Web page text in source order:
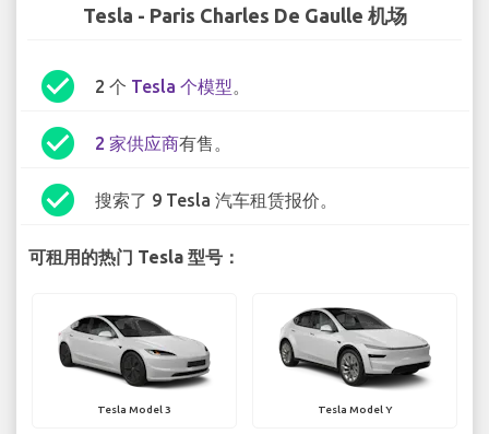
Tesla - Paris Charles De Gaulle 机场
check_circle 2 个 Tesla 个模型。
check_circle 2 家供应商有售。
check_circle 搜索了 9 Tesla 汽车租赁报价。
可租用的热门 Tesla 型号：
Tesla Model 3 Tesla Model Y